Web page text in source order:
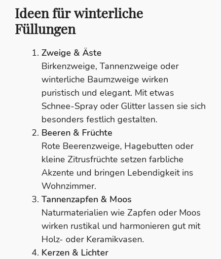
Ideen für winterliche
Füllungen
Zweige & Äste
Birkenzweige, Tannenzweige oder
winterliche Baumzweige wirken
puristisch und elegant. Mit etwas
Schnee-Spray oder Glitter lassen sie sich
besonders festlich gestalten.
Beeren & Früchte
Rote Beerenzweige, Hagebutten oder
kleine Zitrusfrüchte setzen farbliche
Akzente und bringen Lebendigkeit ins
Wohnzimmer.
Tannenzapfen & Moos
Naturmaterialien wie Zapfen oder Moos
wirken rustikal und harmonieren gut mit
Holz- oder Keramikvasen.
Kerzen & Lichter